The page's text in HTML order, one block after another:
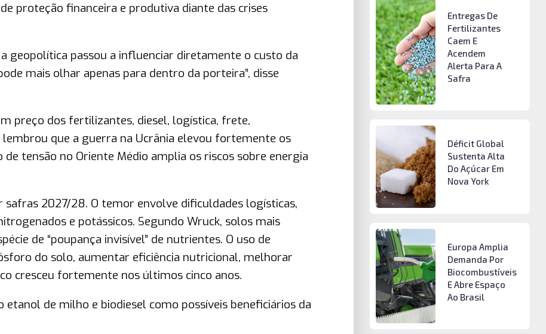
proteção financeira e produtiva diante das crises
geopolítica passou a influenciar diretamente o custo da
mais olhar apenas para dentro da porteira”, disse
preço dos fertilizantes, diesel, logística, frete,
que a guerra na Ucrânia elevou fortemente os
tensão no Oriente Médio amplia os riscos sobre energia
2027/28. O temor envolve dificuldades logísticas,
e potássicos. Segundo Wruck, solos mais
de “poupança invisível” de nutrientes. O uso de
do solo, aumentar eficiência nutricional, melhorar
cresceu fortemente nos últimos cinco anos.
de milho e biodiesel como possíveis beneficiários da
Entregas De
Fertilizantes
Caem E
Acendem
Alerta Para A
Safra
Déficit Global
Sustenta Alta
Do Açúcar Em
Nova York
Europa Amplia
Demanda Por
Biocombustíveis
E Abre Espaço
Ao Brasil